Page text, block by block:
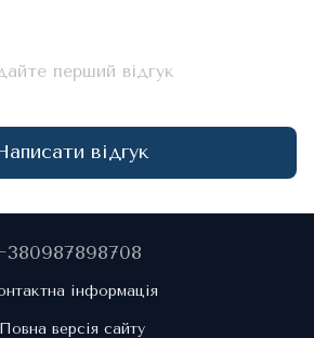
перший відгук
відгук
інформація
Повна версія сайту